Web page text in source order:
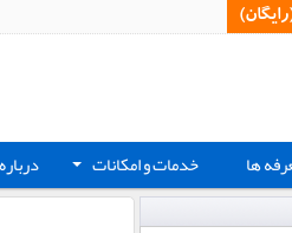
ها + خدمات و امکانات